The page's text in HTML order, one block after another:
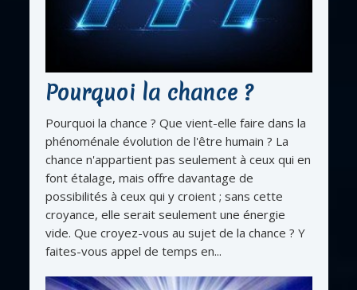
Pourquoi la chance ?
Pourquoi la chance ? Que vient-elle faire dans la
phénoménale évolution de l'être humain ? La
chance n'appartient pas seulement à ceux qui en
font étalage, mais offre davantage de
possibilités à ceux qui y croient ; sans cette
croyance, elle serait seulement une énergie
vide. Que croyez-vous au sujet de la chance ? Y
faites-vous appel de temps en...